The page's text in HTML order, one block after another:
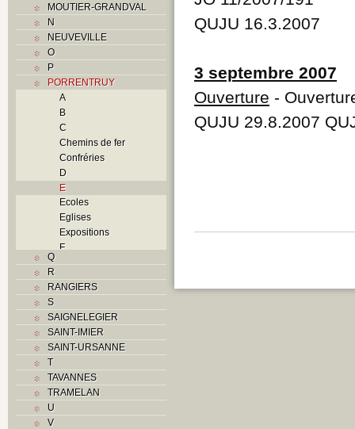
MOUTIER-GRANDVAL
N
NEUVEVILLE
O
P
PORRENTRUY
A
B
C
Chemins de fer
Confréries
D
E
Ecoles
Eglises
Expositions
F
H
I
J
K
M
Monuments historiques
Q
R
RANGIERS
S
SAIGNELEGIER
SAINT-IMIER
SAINT-URSANNE
T
TAVANNES
TRAMELAN
U
V
QUJU 16.3.2007
3 septembre 2007
Ouverture -
QUJU 29.8.2007